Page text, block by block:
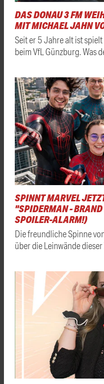
DAS DONAU 3 FM
MIT MICHAEL JAHN
Seit er 5 Jahre alt ist
beim VfL Günzburg. Was
SPINNT MARVEL
"SPIDERMAN -
SPOILER-ALARM!)
Die freundliche Spinne
über die Leinwände